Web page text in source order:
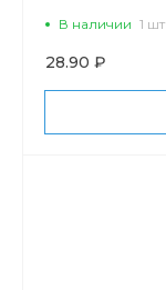
В наличии 1 шт
28.90 ₽